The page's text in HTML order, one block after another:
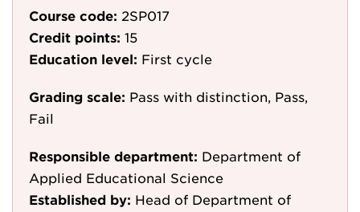
Course code: 2SP017
Credit points: 15
Education level: First cycle
Grading scale: Pass with distinction, Pass,
Fail
Responsible department: Department of
Applied Educational Science
Established by: Head of Department of